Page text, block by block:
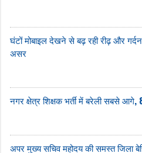
घंटों मोबाइल देखने से बढ़ रही रीढ़ और
असर
नगर क्षेत्र शिक्षक भर्ती में बरेली सबसे आगे,
अपर मुख्य सचिव महोदय की समस्त जिला